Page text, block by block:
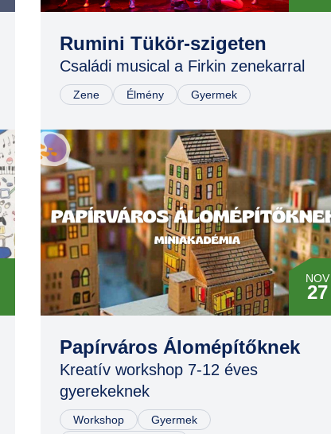
NOV
02
NOV
03
MÁR
29
MÁR
29
Rumini Tükör-szigeten
Családi musical a Firkin zenekarral
Zene Élmény Gyermek
NOV
27
Papírváros Álomépítőknek
Kreatív workshop 7-12 éves
gyerekeknek
Workshop
Gyermek